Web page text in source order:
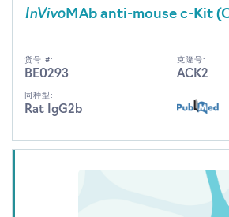
InVivoMAb anti-mouse c-Kit
货号 #:
BE0293
克隆号:
ACK2
同种型:
Rat IgG2b